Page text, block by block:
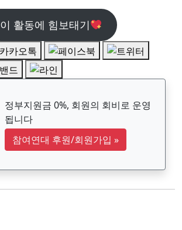
이 활동에 힘보태기
정부지원금 0%, 회원의 회비로 운영
됩니다
참여연대 후원/회원가입 »